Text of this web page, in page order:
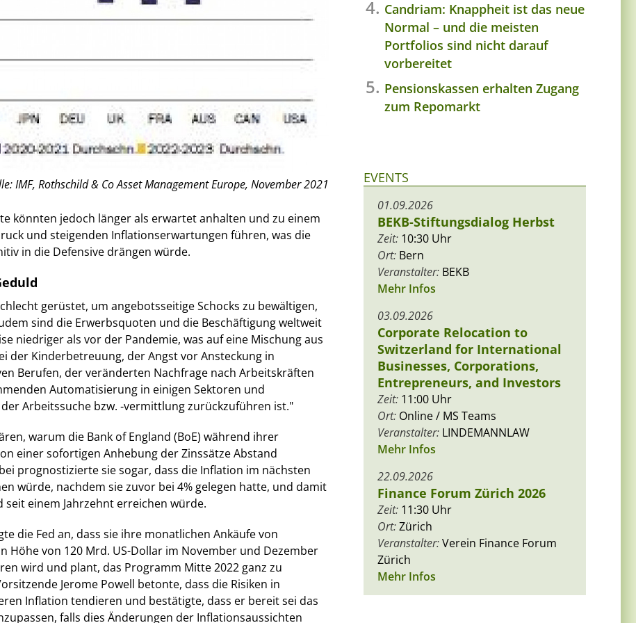
IMF, Rothschild & Co Asset Management Europe, November 2021
könnten jedoch länger als erwartet anhalten und zu einem
und steigenden Inflationserwartungen führen, was die
in die Defensive drängen würde.
gerüstet, um angebotsseitige Schocks zu bewältigen,
sind die Erwerbsquoten und die Beschäftigung weltweit
niedriger als vor der Pandemie, was auf eine Mischung aus
der Kinderbetreuung, der Angst vor Ansteckung in
Berufen, der veränderten Nachfrage nach Arbeitskräften
Automatisierung in einigen Sektoren und
Arbeitssuche bzw. ‑vermittlung zurückzuführen ist."
warum die Bank of England (BoE) während ihrer
einer sofortigen Anhebung der Zinssätze Abstand
prognostizierte sie sogar, dass die Inflation im nächsten
würde, nachdem sie zuvor bei 4% gelegen hatte, und damit
seit einem Jahrzehnt erreichen würde.
die Fed an, dass sie ihre monatlichen Ankäufe von
Höhe von 120 Mrd. US-Dollar im November und Dezember
wird und plant, das Programm Mitte 2022 ganz zu
Jerome Powell betonte, dass die Risiken in
Inflation tendieren und bestätigte, dass er bereit sei das
falls dies Änderungen der Inflationsaussichten
Candriam: Knappheit ist das neue
Normal – und die meisten
Portfolios sind nicht darauf
vorbereitet
Pensionskassen erhalten Zugang
zum Repomarkt
EVENTS
01.09.2026
BEKB-Stiftungsdialog Herbst
Zeit: 10:30 Uhr
Ort: Bern
Veranstalter: BEKB
Mehr Infos
03.09.2026
Corporate Relocation to
Switzerland for International
Businesses, Corporations,
Entrepreneurs, and Investors
Zeit: 11:00 Uhr
Ort: Online / MS Teams
Veranstalter: LINDEMANNLAW
Mehr Infos
22.09.2026
Finance Forum Zürich 2026
Zeit: 11:30 Uhr
Ort:Zürich
Veranstalter:Verein Finance Forum
Zürich
Mehr Infos